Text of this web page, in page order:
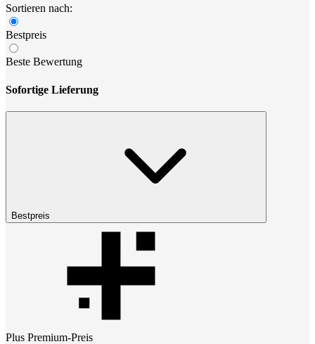
Sortieren nach:
Bestpreis
Beste Bewertung
Sofortige Lieferung
Bestpreis
Plus Premium-Preis